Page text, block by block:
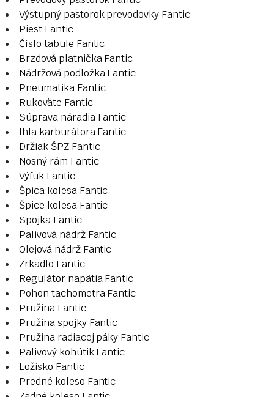
Výstupný pastorok prevodovky Fantic
Piest Fantic
Číslo tabule Fantic
Brzdová platnička Fantic
Nádržová podložka Fantic
Pneumatika Fantic
Rukoväte Fantic
Súprava náradia Fantic
Ihla karburátora Fantic
Držiak ŠPZ Fantic
Nosný rám Fantic
Výfuk Fantic
Špica kolesa Fantic
Špice kolesa Fantic
Spojka Fantic
Palivová nádrž Fantic
Olejová nádrž Fantic
Zrkadlo Fantic
Regulátor napätia Fantic
Pohon tachometra Fantic
Pružina Fantic
Pružina spojky Fantic
Pružina radiacej páky Fantic
Palivový kohútik Fantic
Ložisko Fantic
Predné koleso Fantic